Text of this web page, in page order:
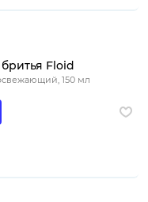
Floid
150 мл